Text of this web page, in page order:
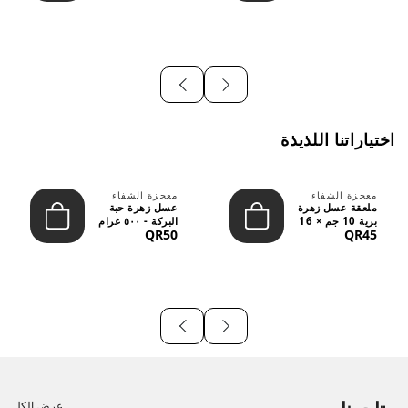
اختياراتنا اللذيذة
معجزة الشفاء
ملعقة عسل زهرة
برية 10 جم × 16
قطعة
QR45
معجزة الشفاء
عسل زهرة حبة
البركة - ٥٠٠ غرام
QR50